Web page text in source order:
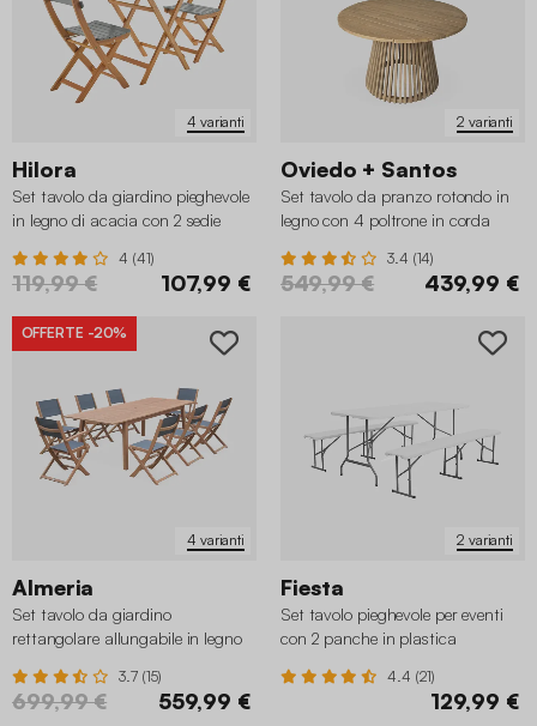
4 varianti
Hilora
Set tavolo da giardino pieghevole
in legno di acacia con 2 sedie
4 (41)
119,99 € 107,99 €
2 varianti
Oviedo + Santos
Set tavolo da pranzo rotondo in
legno con 4 poltrone in corda
3.4 (14)
549,99 € 439,99 €
4 varianti
OFFERTE -20%
Almeria
Set tavolo da giardino
rettangolare allungabile in legno
3.7 (15)
699,99 € 559,99 €
2 varianti
Fiesta
Set tavolo pieghevole per eventi
con 2 panche in plastica
4.4 (21)
129,99 €